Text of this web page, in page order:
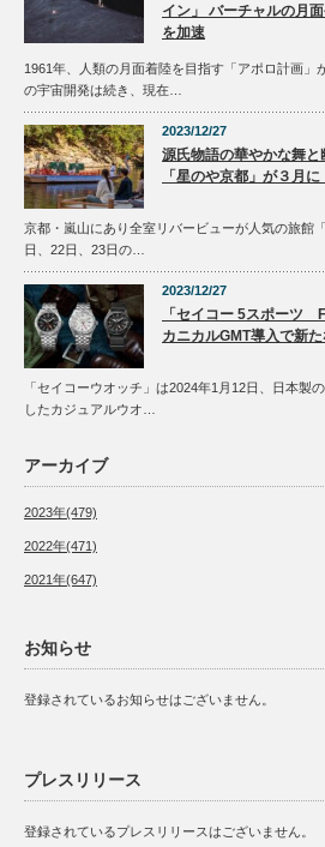
イン」 バーチャルの月
を加速
1961年、人類の月面着陸を目指す「アポロ計画」
の宇宙開発は続き、現在…
2023/12/27
源氏物語の華やかな舞
「星のや京都」が３月
京都・嵐山にあり全室リバービューが人気の旅館
日、22日、23日の…
2023/12/27
「セイコー 5スポーツ
カニカルGMT導入で新
「セイコーウオッチ」は2024年1月12日、日本製
したカジュアルウオ…
アーカイブ
2023年(479)
2022年(471)
2021年(647)
お知らせ
登録されているお知らせはございません。
プレスリリース
登録されているプレスリリースはございません。